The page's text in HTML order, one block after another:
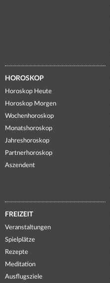
HOROSKOP
Horoskop Heute
Horoskop Morgen
Wochenhoroskop
Monatshoroskop
Jahreshoroskop
Partnerhoroskop
Aszendent
FREIZEIT
Veranstaltungen
Spielplätze
Rezepte
Meditation
Ausflugsziele